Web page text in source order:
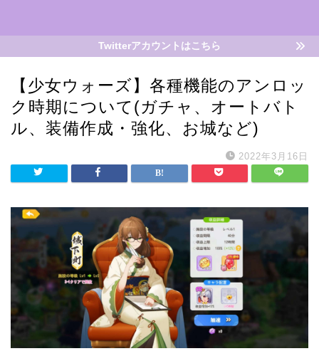
Twitterアカウントはこちら
【少女ウォーズ】各種機能のアンロッ
ク時期について(ガチャ、オートバト
ル、装備作成・強化、お城など)
2022年3月16日